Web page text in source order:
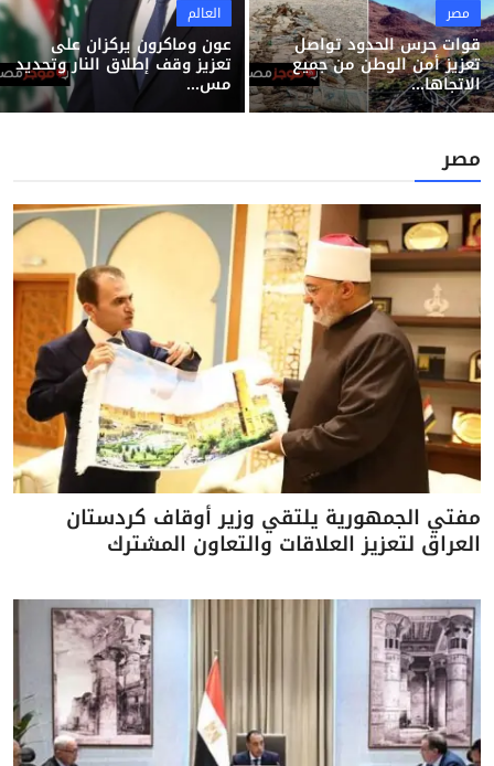
مصر
قوات حرس الحدود تواصل
تعزيز أمن الوطن من جميع
الاتجاها...
العالم
عون وماكرون يركزان على
تعزيز وقف إطلاق النار وتحديد
مس...
مصر
مفتي الجمهورية يلتقي وزير أوقاف كردستان
العراق لتعزيز العلاقات والتعاون المشترك